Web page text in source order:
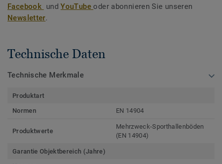
Facebook undYouTubeoder abonnieren Sie unseren
Newsletter.
Technische Daten
Technische Merkmale
Produktart
Normen
EN 14904
Produktwerte
Mehrzweck-Sporthallenböden
(EN 14904)
Garantie Objektbereich (Jahre)